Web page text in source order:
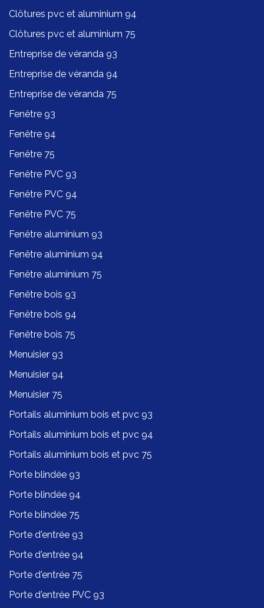
Clôtures pvc et aluminium 94
Clôtures pvc et aluminium 75
Entreprise de véranda 93
Entreprise de véranda 94
Entreprise de véranda 75
Fenêtre 93
Fenêtre 94
Fenêtre 75
Fenêtre PVC 93
Fenêtre PVC 94
Fenêtre PVC 75
Fenêtre aluminium 93
Fenêtre aluminium 94
Fenêtre aluminium 75
Fenêtre bois 93
Fenêtre bois 94
Fenêtre bois 75
Menuisier 93
Menuisier 94
Menuisier 75
Portails aluminium bois et pvc 93
Portails aluminium bois et pvc 94
Portails aluminium bois et pvc 75
Porte blindée 93
Porte blindée 94
Porte blindée 75
Porte d'entrée 93
Porte d'entrée 94
Porte d'entrée 75
Porte d'entrée PVC 93